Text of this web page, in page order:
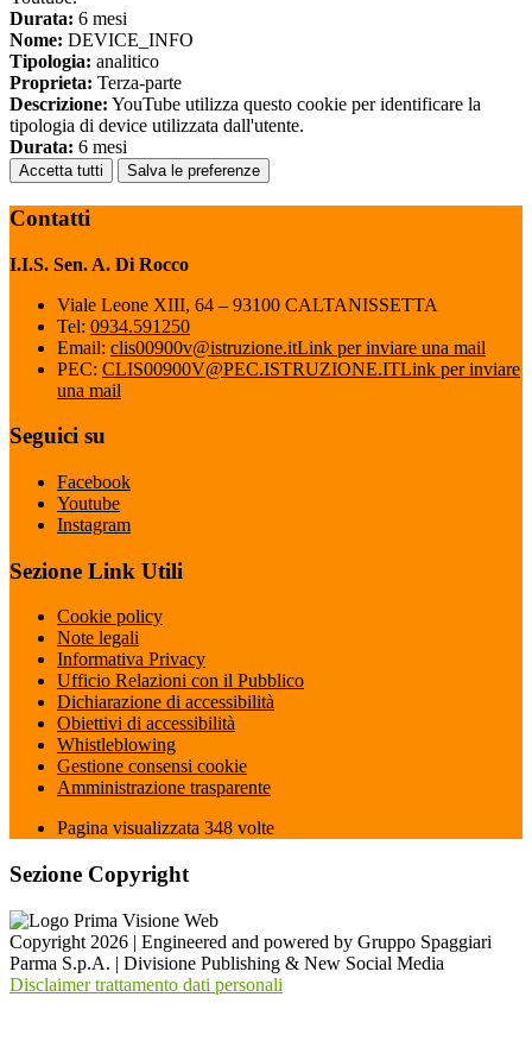
Durata: 6 mesi
Nome: DEVICE_INFO
Tipologia: analitico
Proprieta: Terza-parte
Descrizione: YouTube utilizza questo cookie per identificare la
tipologia di device utilizzata dall'utente.
Durata: 6 mesi
Accetta tutti Salva le preferenze
Contatti
I.I.S. Sen. A. Di Rocco
Viale Leone XIII, 64 – 93100 CALTANISSETTA
Tel: 0934.591250
Email: clis00900v@istruzione.itLink per inviare una mail
PEC: CLIS00900V@PEC.ISTRUZIONE.ITLink per inviare
una mail
Seguici su
Facebook
Youtube
Instagram
Sezione Link Utili
Cookie policy
Note legali
Informativa Privacy
Ufficio Relazioni con il Pubblico
Dichiarazione di accessibilità
Obiettivi di accessibilità
Whistleblowing
Gestione consensi cookie
Amministrazione trasparente
Pagina visualizzata 348 volte
Sezione Copyright
Copyright 2026 | Engineered and powered by Gruppo Spaggiari
Parma S.p.A. | Divisione Publishing & New Social Media
Disclaimer trattamento dati personali